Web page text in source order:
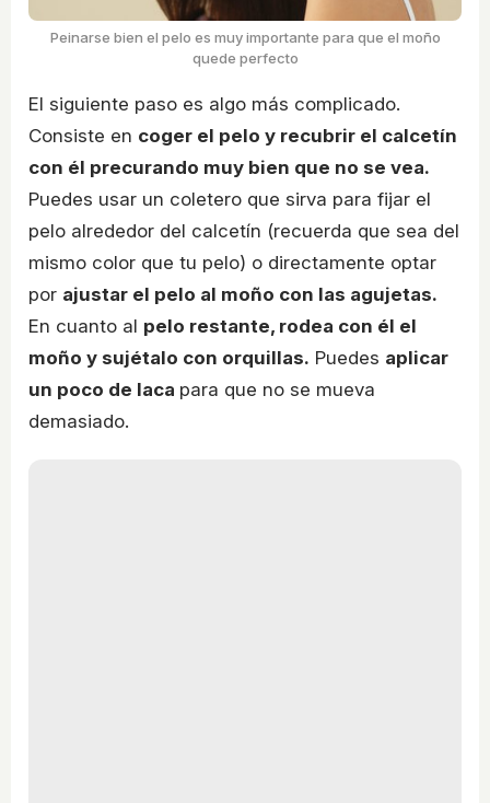
Peinarse bien el pelo es muy importante para que el moño
quede perfecto
El siguiente paso es algo más complicado.
Consiste en coger el pelo y recubrir el calcetín
con él precurando muy bien que no se vea.
Puedes usar un coletero que sirva para fijar el
pelo alrededor del calcetín (recuerda que sea del
mismo color que tu pelo) o directamente optar
por ajustar el pelo al moño con las agujetas.
En cuanto al pelo restante, rodea con él el
moño y sujétalo con orquillas. Puedes aplicar
un poco de laca para que no se mueva
demasiado.